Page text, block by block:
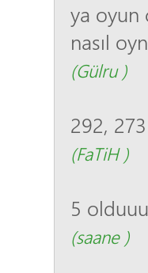
ya oyun
nasıl
(Gülru )
292,
(FaTiH )
5
(saane )